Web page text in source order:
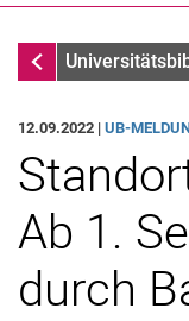
Aktuelles
12.09.2022 | UB-
Ab 1.
durch